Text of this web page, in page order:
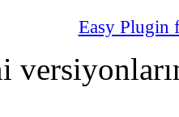
Easy Plugin